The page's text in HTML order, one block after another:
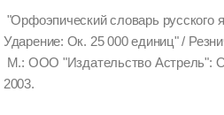
"Орфоэпический словарь русского
Ударение: Ок. 25 000 единиц" /
М.: ООО "Издательство Астрель":
2003.